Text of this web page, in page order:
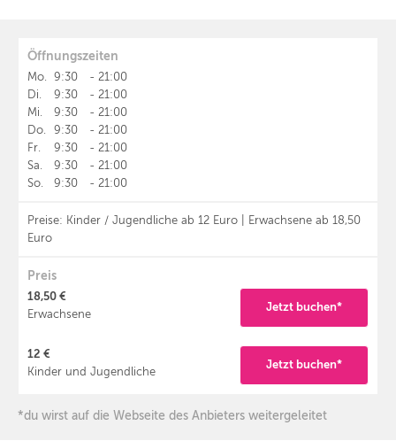
Öffnungszeiten
Mo. 9:30 - 21:00
Di.
9:30 - 21:00
Mi.
9:30 - 21:00
Do.
9:30 - 21:00
Fr.
9:30 - 21:00
Sa.
9:30 - 21:00
So.
9:30 - 21:00
Preise: Kinder / Jugendliche ab 12 Euro | Erwachsene ab 18,50
Euro
Preis
18,50 €
Erwachsene
Jetzt buchen*
12 €
Kinder und Jugendliche
Jetzt buchen*
*du wirst auf die Webseite des Anbieters weitergeleitet